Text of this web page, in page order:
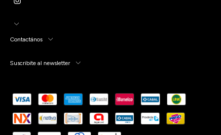
Contactános
Suscribite al newsletter